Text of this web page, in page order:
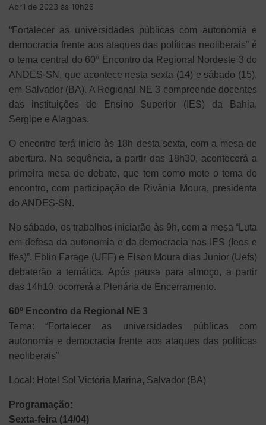
Abril de 2023 às 10h26
“Fortalecer as universidades públicas com autonomia e
democracia frente aos ataques das políticas neoliberais” é
o tema central do 60º Encontro da Regional Nordeste 3 do
ANDES-SN, que acontece nesta sexta (14) e sábado (15),
em Salvador (BA). A Regional NE 3 compreende docentes
das instituições de Ensino Superior (IES) da Bahia,
Sergipe e Alagoas.
O encontro terá início às 18h desta sexta, com a mesa de
abertura. Na sequência, a partir das 18h30, acontecerá a
primeira mesa de debate, que tem como mote o tema do
encontro, com participação de Rivânia Moura, presidenta
do ANDES-SN.
No sábado, os trabalhos iniciarão às 9h, com a mesa “Luta
em defesa da autonomia e da democracia nas IES (Iees e
Ifes)”. Eblin Farage (UFF) e Elson Moura dias Junior (Uefs)
debaterão a temática. Após pausa para almoço, a partir
das 14h10, ocorrerá a Plenária de Encerramento.
60º Encontro da Regional NE 3
Tema: “Fortalecer as universidades públicas com
autonomia e democracia frente aos ataques das políticas
neoliberais”
Local: Hotel Sol Victória Marina, Salvador (BA)
Programação:
Sexta-feira (14/04)